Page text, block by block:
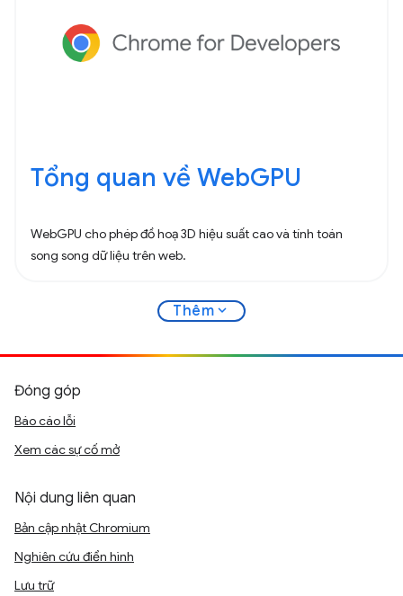
Tổng quan về WebGPU
WebGPU cho phép đồ hoạ 3D hiệu suất cao và tính toán
song song dữ liệu trên web.
Thêm expand_more
Đóng góp
Báo cáo lỗi
Xem các sự cố mở
Nội dung liên quan
Bản cập nhật Chromium
Nghiên cứu điển hình
Lưu trữ